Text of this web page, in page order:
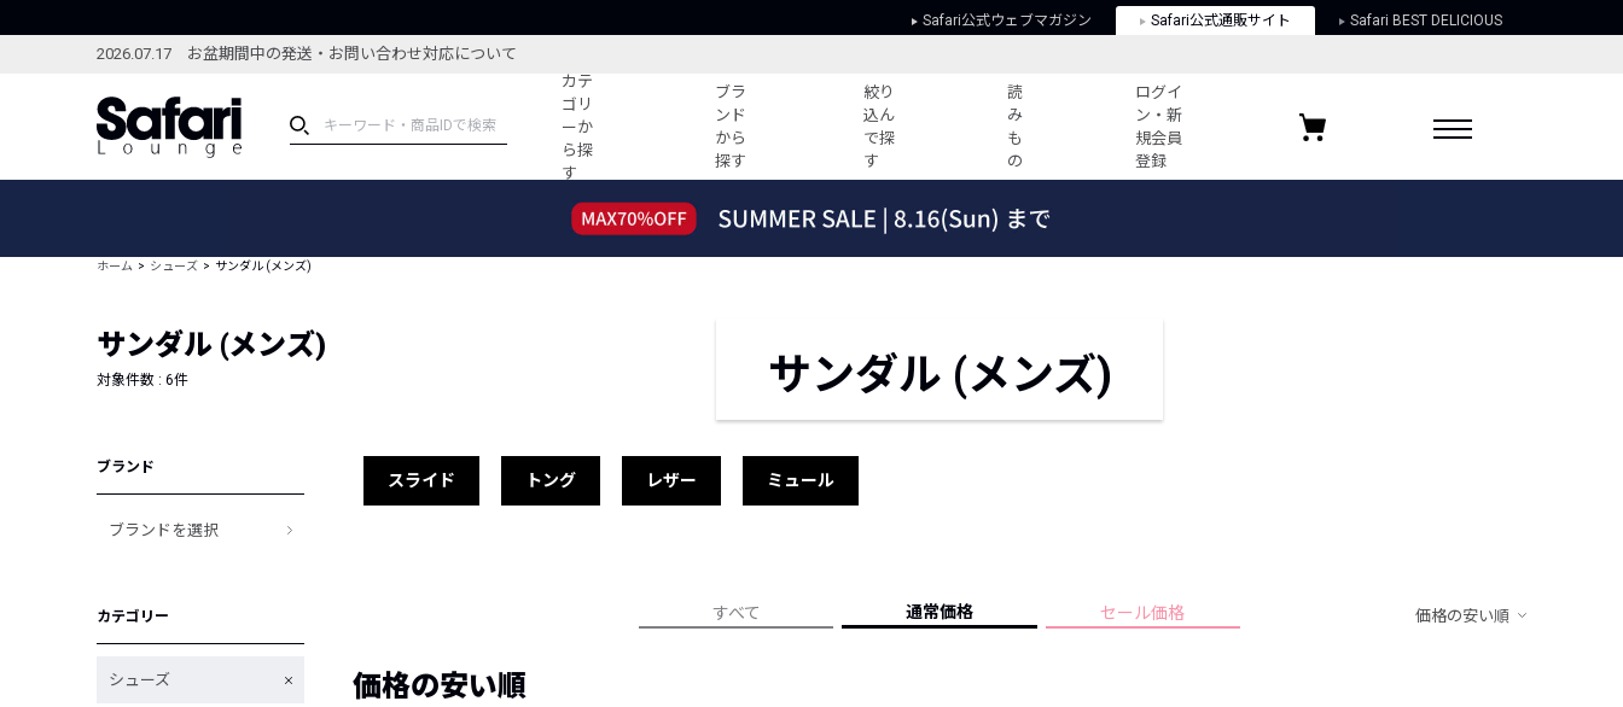
Safari公式ウェブマガジン Safari公式通販サイト Safari BEST DELICIOUS
2026.07.17 お盆期間中の発送・お問い合わせ対応について
カテ
ゴリ
ーか
ら探
す
ブラ
ンド
から
探す
絞り
込ん
で探
す
読
み
も
の
ログイ
ン・新
規会員
登録
ブランドから探す
新着アイテム
編集部のおすすめアイテム
セール
すべての記事
HOTなコーデ TOP20
新ブランドご紹介！
フォーカスブランド
会社概要
お気に入りブランド
ホーム シューズ サンダル (メンズ)
サンダル (メンズ)
対象件数 : 6件
ブランド
ブランドを選択
カテゴリー
シューズ
サンダル (メンズ)
スライド トング レザー ミュール
すべて 通常価格 セール価格 価格の安い順
価格の安い順